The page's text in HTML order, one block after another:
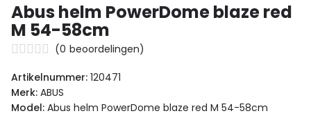
Abus helm PowerDome blaze red
M 54-58cm
(0 beoordelingen)
Artikelnummer: 120471
Merk: ABUS
Model: Abus helm PowerDome blaze red M 54-58cm